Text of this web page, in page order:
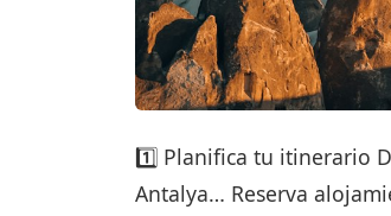
1️⃣ Planifica tu itinerario
Antalya… Reserva